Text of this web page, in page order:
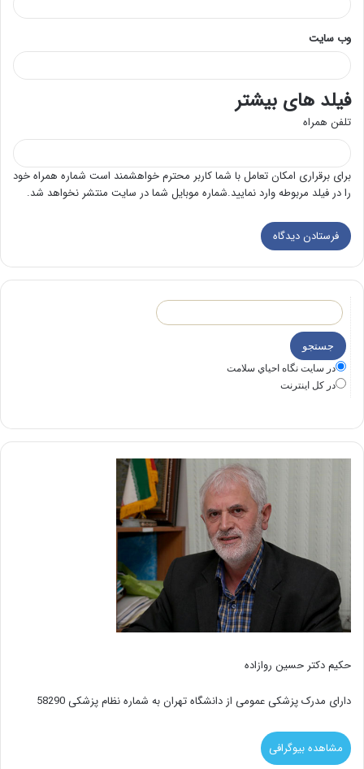
وب‌ سایت
فیلد های بیشتر
تلفن همراه
برای برقراری امکان تعامل با شما کاربر محترم خواهشمند است شماره همراه خود
را در فیلد مربوطه وارد نمایید.شماره موبایل شما در سایت منتشر نخواهد شد.
در سايت نگاه احياي سلامت
در كل اينترنت
حکیم دکتر حسین روازاده
دارای مدرک پزشکی عمومی از دانشگاه تهران به شماره نظام پزشکی 58290
مشاهده بیوگرافی